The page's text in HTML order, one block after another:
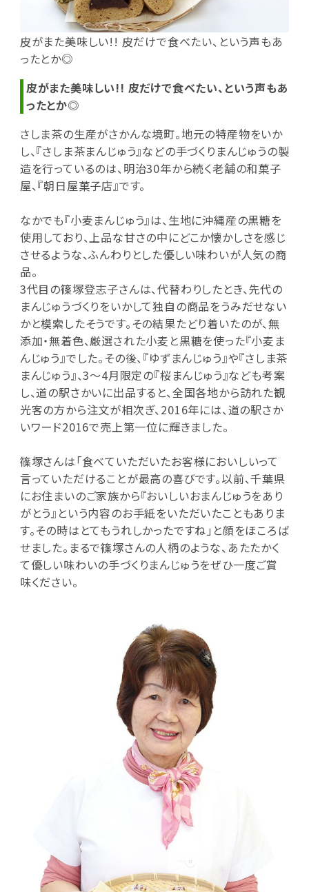
皮がまた美味しい!! 皮だけで食べたい、という声もあ
ったとか◎
皮がまた美味しい!! 皮だけで食べたい、という声もあ
ったとか◎
さしま茶の生産がさかんな境町。地元の特産物をいか
し、『さしま茶まんじゅう』などの手づくりまんじゅうの製
造を行っているのは、明治30年から続く老舗の和菓子
屋、『朝日屋菓子店』です。
なかでも『小麦まんじゅう』は、生地に沖縄産の黒糖を
使用しており、上品な甘さの中にどこか懐かしさを感じ
させるような、ふんわりとした優しい味わいが人気の商
品。
3代目の篠塚登志子さんは、代替わりしたとき、先代の
まんじゅうづくりをいかして独自の商品をうみだせない
かと模索したそうです。その結果たどり着いたのが、無
添加・無着色、厳選された小麦と黒糖を使った『小麦ま
んじゅう』でした。その後、『ゆずまんじゅう』や『さしま茶
まんじゅう』、3〜4月限定の『桜まんじゅう』なども考案
し、道の駅さかいに出品すると、全国各地から訪れた観
光客の方から注文が相次ぎ、2016年には、道の駅さか
いワード2016で売上第一位に輝きました。
篠塚さんは「食べていただいたお客様においしいって
言っていただけることが最高の喜びです。以前、千葉県
にお住まいのご家族から『おいしいおまんじゅうをあり
がとう』という内容のお手紙をいただいたこともありま
す。その時はとてもうれしかったですね」と顔をほころば
せました。まるで篠塚さんの人柄のような、あたたかく
て優しい味わいの手づくりまんじゅうをぜひ一度ご賞
味ください。